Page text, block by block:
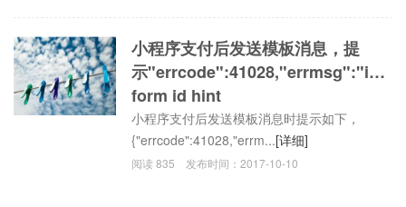
小程序支付后发送模板消息，提
示
form id hint
小程序支付后发送模板消息时提示如下，
{"errcode":41028,"errm...[详细]
阅读835 发布时间：2017-10-10